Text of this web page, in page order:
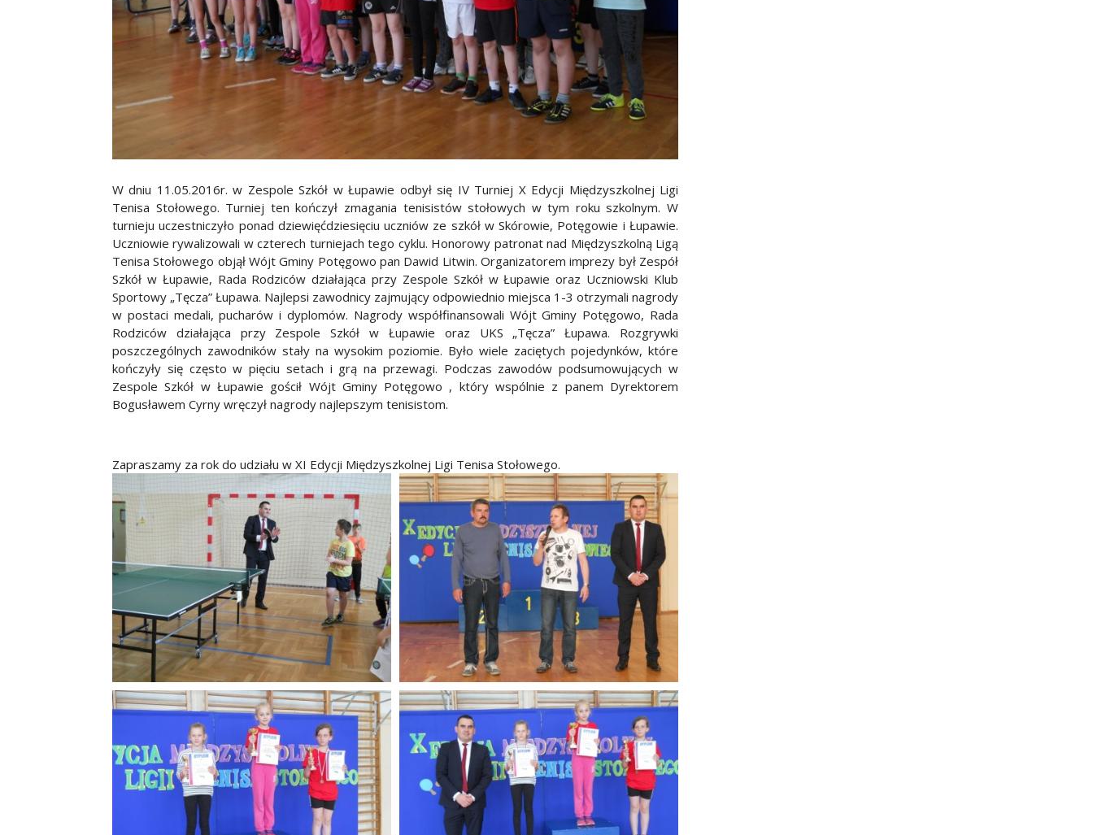
W dniu 11.05.2016r. w Zespole Szkół w Łupawie odbył się IV Turniej X Edycji Międzyszkolnej Ligi
Tenisa Stołowego. Turniej ten kończył zmagania tenisistów stołowych w tym roku szkolnym. W
turnieju uczestniczyło ponad dziewięćdziesięciu uczniów ze szkół w Skórowie, Potęgowie i Łupawie.
Uczniowie rywalizowali w czterech turniejach tego cyklu. Honorowy patronat nad Międzyszkolną Ligą
Tenisa Stołowego objął Wójt Gminy Potęgowo pan Dawid Litwin. Organizatorem imprezy był Zespół
Szkół w Łupawie, Rada Rodziców działająca przy Zespole Szkół w Łupawie oraz Uczniowski Klub
Sportowy „Tęcza” Łupawa. Najlepsi zawodnicy zajmujący odpowiednio miejsca 1-3 otrzymali nagrody
w postaci medali, pucharów i dyplomów. Nagrody współfinansowali Wójt Gminy Potęgowo, Rada
Rodziców działająca przy Zespole Szkół w Łupawie oraz UKS „Tęcza” Łupawa. Rozgrywki
poszczególnych zawodników stały na wysokim poziomie. Było wiele zaciętych pojedynków, które
kończyły się często w pięciu setach i grą na przewagi. Podczas zawodów podsumowujących w
Zespole Szkół w Łupawie gościł Wójt Gminy Potęgowo , który wspólnie z panem Dyrektorem
Bogusławem Cyrny wręczył nagrody najlepszym tenisistom.
Zapraszamy za rok do udziału w XI Edycji Międzyszkolnej Ligi Tenisa Stołowego.